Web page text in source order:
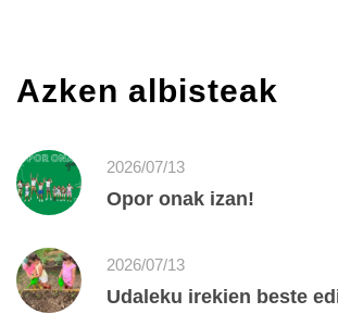
Azken albisteak
2026/07/13
Opor onak izan!
2026/07/13
Udaleku irekien beste